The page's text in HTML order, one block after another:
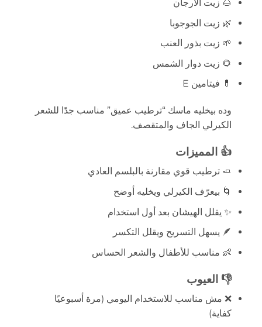
🌰 زيت الأرجان
🌿 زيت الجوجوبا
🌱 زيت بذور العنب
🌻 زيت دوار الشمس
💊 فيتامين E
وده بيخليه ماسك “ترطيب عميق” مناسب جدًا للشعر
الكيرلي الجاف والمتقصف.
👍 المميزات
🧈 ترطيب قوي مقارنة بالبلسم العادي
🌀 بيعرّف الكيرلي ويخليه أوضح
✨ يقلل الهيشان بعد أول استخدام
🪶 يسهل التسريح ويقلل التكسر
👶 مناسب للأطفال والشعر الحساس
👎 العيوب
❌ مش مناسب للاستخدام اليومي (مرة أسبوعيًا
كفاية)